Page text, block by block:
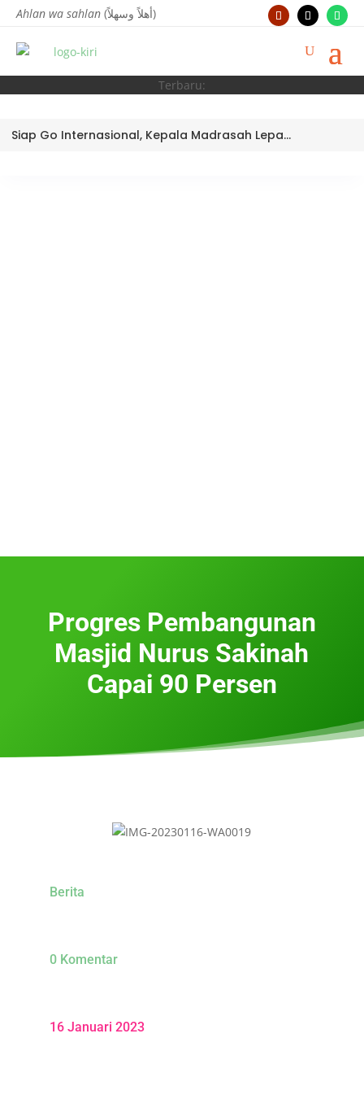
Ahlan wa sahlan (أهلاً وسهلاً)
Terbaru:
Siap Go Internasional, Kepala Madrasah Lepas Tim Robotik MTsN 3 Kota Padang Ikuti World Robotic Center Competition 2026 di Malaysia
Progres Pembangunan
Masjid Nurus Sakinah
Capai 90 Persen
Berita
0 Komentar
16 Januari 2023